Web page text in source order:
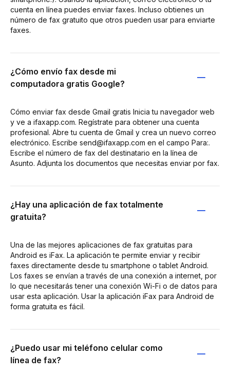
cuenta en línea puedes enviar faxes. Incluso obtienes un
número de fax gratuito que otros pueden usar para enviarte
faxes.
¿Cómo envío fax desde mi
computadora gratis Google?
Cómo enviar fax desde Gmail gratis Inicia tu navegador web
y ve a ifaxapp.com. Regístrate para obtener una cuenta
profesional. Abre tu cuenta de Gmail y crea un nuevo correo
electrónico. Escribe send@ifaxapp.com en el campo Para:.
Escribe el número de fax del destinatario en la línea de
Asunto. Adjunta los documentos que necesitas enviar por fax.
¿Hay una aplicación de fax totalmente
gratuita?
Una de las mejores aplicaciones de fax gratuitas para
Android es iFax. La aplicación te permite enviar y recibir
faxes directamente desde tu smartphone o tablet Android.
Los faxes se envían a través de una conexión a internet, por
lo que necesitarás tener una conexión Wi-Fi o de datos para
usar esta aplicación. Usar la aplicación iFax para Android de
forma gratuita es fácil.
¿Puedo usar mi teléfono celular como
línea de fax?